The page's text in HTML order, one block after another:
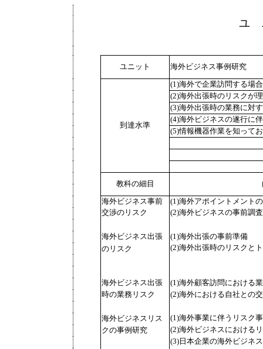
ユ
ユニット 海外ビジネス事例研究
到達水準
(1)海外で企業訪問する場
(2)海外出張時のリスクが
(3)海外出張時の業務に対
(4)海外ビジネスの遂行に
(5)情報機器作業を知って
教科の細目
海外ビジネス事前
(1)海外アポイントメント
交渉のリスク
(2)海外ビジネスの事前調
海外ビジネス出張
(1)海外出張の事前準備
のリスク
(2)海外出張時のリスクと
海外ビジネス出張
(1)海外顧客訪問における
時の業務リスク
(2)海外における自社との
海外ビジネスリス
(1)海外事業に伴うリスク
クの事例研究
(2)海外ビジネスにおける
(3)日本企業の海外ビジネ